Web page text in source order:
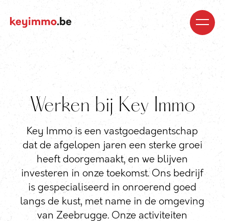
Werken bij Key Immo
Key Immo is een vastgoedagentschap
dat de afgelopen jaren een sterke groei
heeft doorgemaakt, en we blijven
investeren in onze toekomst. Ons bedrijf
is gespecialiseerd in onroerend goed
langs de kust, met name in de omgeving
van Zeebrugge. Onze activiteiten